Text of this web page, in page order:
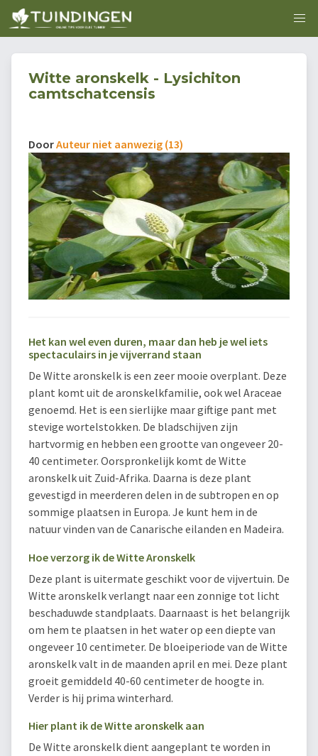
Witte aronskelk - Lysichiton
camtschatcensis
DoorAuteur niet aanwezig (13)
Het kan wel even duren, maar dan heb je wel iets
spectaculairs in je vijverrand staan
De Witte aronskelk is een zeer mooie overplant. Deze
plant komt uit de aronskelkfamilie, ook wel Araceae
genoemd. Het is een sierlijke maar giftige pant met
stevige wortelstokken. De bladschijven zijn
hartvormig en hebben een grootte van ongeveer 20-
40 centimeter. Oorspronkelijk komt de Witte
aronskelk uit Zuid-Afrika. Daarna is deze plant
gevestigd in meerderen delen in de subtropen en op
sommige plaatsen in Europa. Je kunt hem in de
natuur vinden van de Canarische eilanden en Madeira.
Hoe verzorg ik de Witte Aronskelk
Deze plant is uitermate geschikt voor de vijvertuin. De
Witte aronskelk verlangt naar een zonnige tot licht
beschaduwde standplaats. Daarnaast is het belangrijk
om hem te plaatsen in het water op een diepte van
ongeveer 10 centimeter. De bloeiperiode van de Witte
aronskelk valt in de maanden april en mei. Deze plant
groeit gemiddeld 40-60 centimeter de hoogte in.
Verder is hij prima winterhard.
Hier plant ik de Witte aronskelk aan
De Witte aronskelk dient aangeplant te worden in